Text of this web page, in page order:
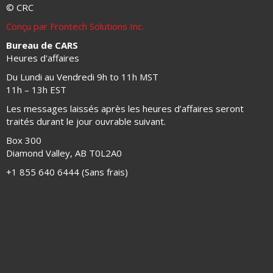
© CRC
Conçu par Frontech Solutions Inc.
Bureau de CARS
Heures d'affaires
Du Lundi au Vendredi 9h to 11h MST
11h – 13h EST
Les messages laissés après les heures d’affaires seront
traités durant le jour ouvrable suivant.
Box 300
Diamond Valley, AB T0L2A0
+1 855 640 6444 (Sans frais)